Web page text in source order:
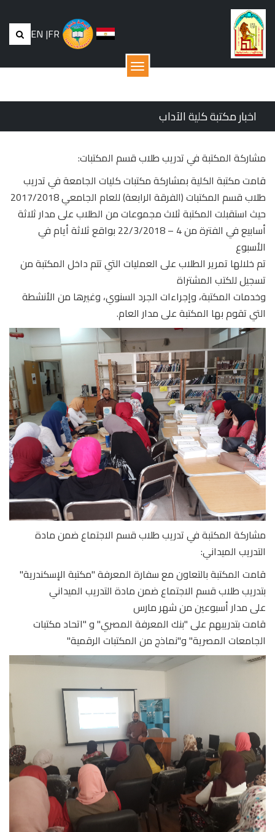
EN |FR
القائمة
اخبار مكتبة كلية الآداب
مشاركة المكتبة في تدريب طلاب قسم المكتبات:
قامت مكتبة الكلية بمشاركة مكتبات كليات الجامعة في تدريب
طلاب قسم المكتبات (الفرقة الرابعة) للعام الجامعي 2017/2018
حيث استقبلت المكتبة ثلاث مجموعات من الطلاب على مدار ثلاثة
أسابيع في الفترة من 4 – 22/3/2018 بواقع ثلاثة أيام في
الأسبوع
تم خلالها تمرير الطلاب على العمليات التي تتم داخل المكتبة من
تسجيل للكتب المشتراة
وخدمات المكتبة، وإجراءات الجرد السنوي، وغيرها من الأنشطة
التي تقوم بها المكتبة على مدار العام.
مشاركة المكتبة في تدريب طلاب قسم الاجتماع ضمن مادة
التدريب الميداني:
قامت المكتبة بالتعاون مع سفارة المعرفة "مكتبة الإسكندرية"
بتدريب طلاب قسم الاجتماع ضمن مادة التدريب الميداني
على مدار أسبوعين من شهر مارس
قامت بتدريبهم على "بنك المعرفة المصري" و "اتحاد مكتبات
الجامعات المصرية" و"نماذج من المكتبات الرقمية"